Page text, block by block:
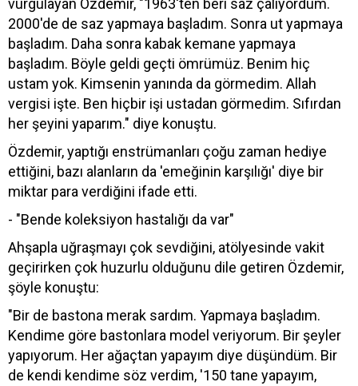
vurgulayan Özdemir, "1963'ten beri saz çalıyordum.
2000'de de saz yapmaya başladım. Sonra ut yapmaya
başladım. Daha sonra kabak kemane yapmaya
başladım. Böyle geldi geçti ömrümüz. Benim hiç
ustam yok. Kimsenin yanında da görmedim. Allah
vergisi işte. Ben hiçbir işi ustadan görmedim. Sıfırdan
her şeyini yaparım." diye konuştu.
Özdemir, yaptığı enstrümanları çoğu zaman hediye
ettiğini, bazı alanların da 'emeğinin karşılığı' diye bir
miktar para verdiğini ifade etti.
- "Bende koleksiyon hastalığı da var"
Ahşapla uğraşmayı çok sevdiğini, atölyesinde vakit
geçirirken çok huzurlu olduğunu dile getiren Özdemir,
şöyle konuştu:
"Bir de bastona merak sardım. Yapmaya başladım.
Kendime göre bastonlara model veriyorum. Bir şeyler
yapıyorum. Her ağaçtan yapayım diye düşündüm. Bir
de kendi kendime söz verdim, '150 tane yapayım,